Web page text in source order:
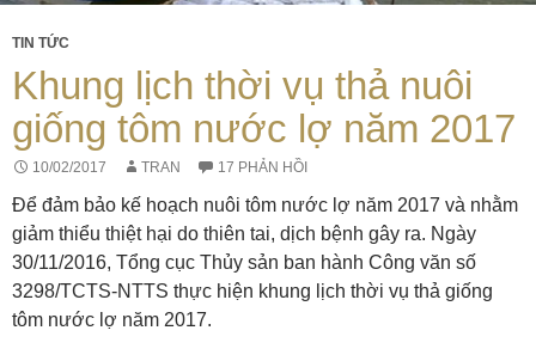
TIN TỨC
Khung lịch thời vụ thả nuôi
giống tôm nước lợ năm 2017
10/02/2017 TRAN 17 PHẢN HỒI
Để đảm bảo kế hoạch nuôi tôm nước lợ năm 2017 và nhằm
giảm thiểu thiệt hại do thiên tai, dịch bệnh gây ra. Ngày
30/11/2016, Tổng cục Thủy sản ban hành Công văn số
3298/TCTS-NTTS thực hiện khung lịch thời vụ thả giống
tôm nước lợ năm 2017.